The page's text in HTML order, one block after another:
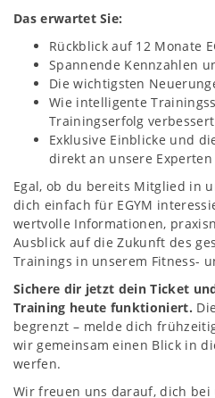
Das erwartet Sie:
Rückblick auf 12 Monate
Spannende Kennzahlen
Die wichtigsten
Wie intelligente
Trainingserfolg verbessert
Exklusive Einblicke und
direkt an unsere
Egal, ob du bereits Mitglied in
dich einfach für EGYM
wertvolle Informationen,
Ausblick auf die Zukunft des
Trainings in unserem Fitness-
Sichere dir jetzt dein Ticket
Training heute funktioniert.
begrenzt – melde dich
wir gemeinsam einen Blick in
werfen.
Wir freuen uns darauf, dich bei